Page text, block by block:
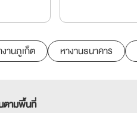
านภูเก็ต หางานธนาคาร
ตามพื้นที่